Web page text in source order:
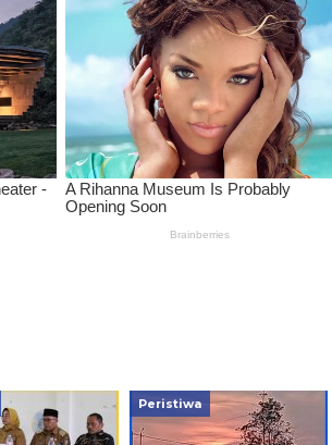
Peristiwa